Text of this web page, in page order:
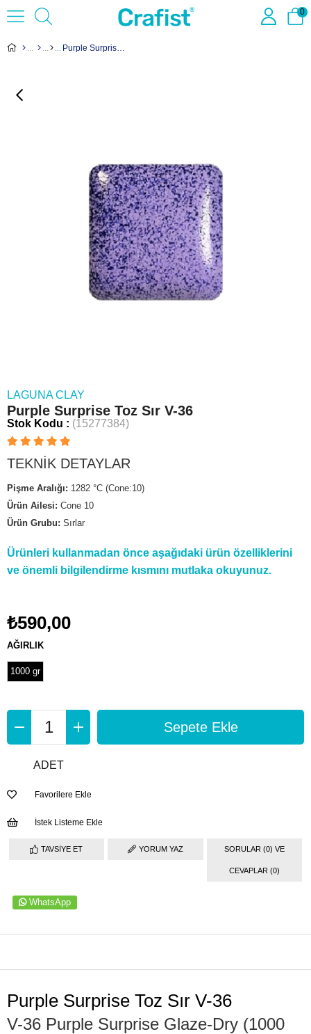
0
Purple Surprise Toz Sır V-36
LAGUNA CLAY
Purple Surprise Toz Sır V-36
Stok Kodu (15277384)
TEKNİK DETAYLAR
Pişme Aralığı: 1282 °C (Cone:10)
Ürün Ailesi: Cone 10
Ürün Grubu: Sırlar
Ürünleri kullanmadan önce aşağıdaki ürün özelliklerini
ve önemli bilgilendirme kısmını mutlaka okuyunuz.
₺590,00
AĞIRLIK
1000 gr
ADET
Favorilere Ekle
İstek Listeme Ekle
TAVSIYE ET YORUM YAZ SORULAR (0) VE
CEVAPLAR (0)
WhatsApp
Purple Surprise Toz Sır V-36
V-36 Purple Surprise Glaze-Dry (1000